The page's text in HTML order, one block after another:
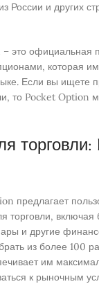
России и других
это официальная
которая
Если вы ищете
то Pocket Option
торговли:
предлагает
торговли,
и другие
из более 100
им
к рыночным